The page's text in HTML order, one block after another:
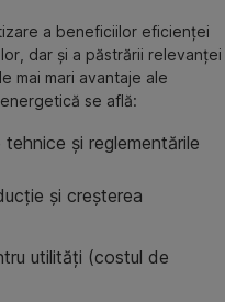
a beneficiilor eficienței
dar și a păstrării relevanței
mai mari avantaje ale
se află:
și reglementările
și creșterea
utilități (costul de